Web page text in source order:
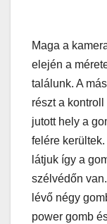
Maga a
elején a
találunk. A
részt a
jutott hely a
felére
látjuk így a
szélvédőn
lévő négy
power gomb